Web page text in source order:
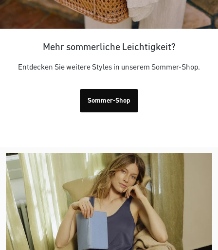
Mehr sommerliche Leichtigkeit?
Entdecken Sie weitere Styles in unserem Sommer-Shop.
Sommer-Shop